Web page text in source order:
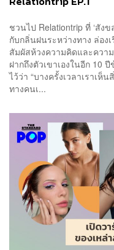
ชวนไป Relationtrip ที่ ‘สัง
กับกลิ่นฝนระหว่างทาง ล่อ
สัมผัสห้วงความคิดและควา
ฝากถึงตัวเขาเองในอีก
ไว้ว่า “บางครั้งเวลาเราเห็
ทางคนเ...